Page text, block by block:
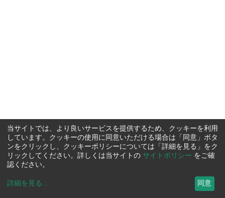
当サイトでは、より良いサービスを提供するため、クッキーを利用
しています。クッキーの使用に同意いただける場合は「同意」ボタ
ンをクリックし、クッキーポリシーについては「詳細を見る」をク
リックしてください。詳しくは当サイトの サイトポリシー をご確
認ください。
詳細を見る ... 同意